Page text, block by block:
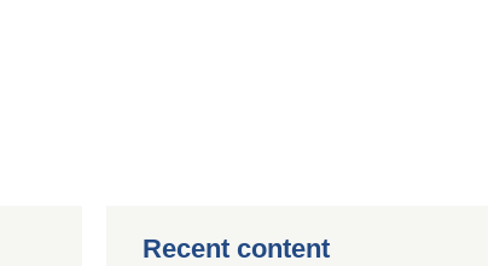
Recent content